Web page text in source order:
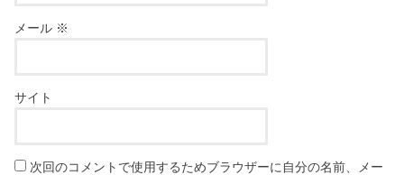
メール ※
サイト
次回のコメントで使用するためブラウザーに自分の名前、メー